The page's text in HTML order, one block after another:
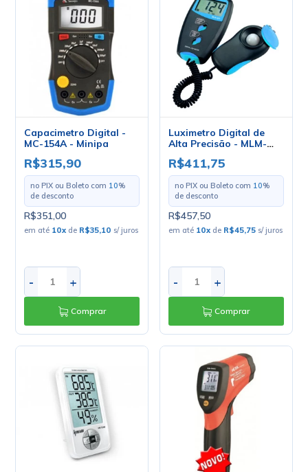
Capacimetro Digital -
MC-154A - Minipa
R$315,90
no PIX ou Boleto com 10%
de desconto
R$351,00
em até 10x de R$35,10 s/ juros
- +
Comprar
Luximetro Digital de
Alta Precisão - MLM-
1011
R$411,75
no PIX ou Boleto com 10%
de desconto
R$457,50
em até 10x de R$45,75 s/ juros
- +
Comprar